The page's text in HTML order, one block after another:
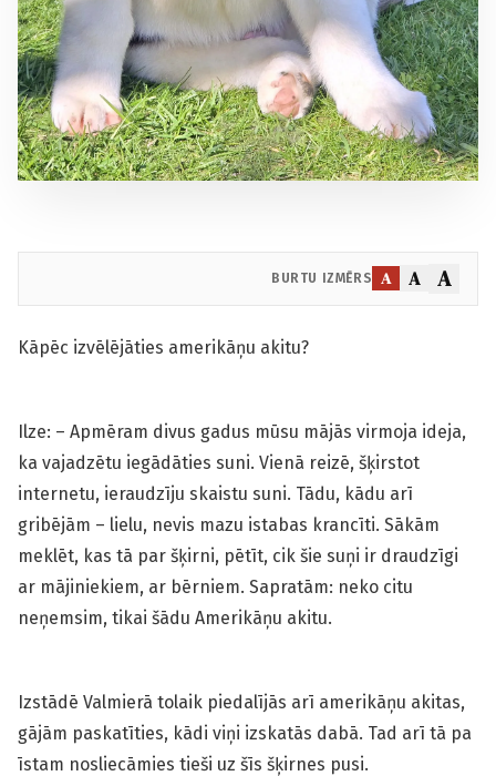
BURTU IZMĒRS A A A
Kāpēc izvēlējāties amerikāņu akitu?
Ilze: – Apmēram divus gadus mūsu mājās virmoja ideja,
ka vajadzētu iegādāties suni. Vienā reizē, šķirstot
internetu, ieraudzīju skaistu suni. Tādu, kādu arī
gribējām – lielu, nevis mazu istabas krancīti. Sākām
meklēt, kas tā par šķirni, pētīt, cik šie suņi ir draudzīgi
ar mājiniekiem, ar bērniem. Sapratām: neko citu
neņemsim, tikai šādu Amerikāņu akitu.
Izstādē Valmierā tolaik piedalījās arī amerikāņu akitas,
gājām paskatīties, kādi viņi izskatās dabā. Tad arī tā pa
īstam nosliecāmies tieši uz šīs šķirnes pusi.